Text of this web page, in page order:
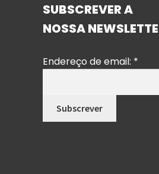
SUBSCREVER A
NOSSA
Endereço de email: *